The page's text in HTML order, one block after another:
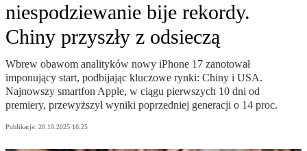
niespodziewanie bije rekordy.
Chiny przyszły z odsieczą
Wbrew obawom analityków nowy iPhone 17 zanotował
imponujący start, podbijając kluczowe rynki: Chiny i USA.
Najnowszy smartfon Apple, w ciągu pierwszych 10 dni od
premiery, przewyższył wyniki poprzedniej generacji o 14 proc.
Publikacja: 20.10.2025 16:25